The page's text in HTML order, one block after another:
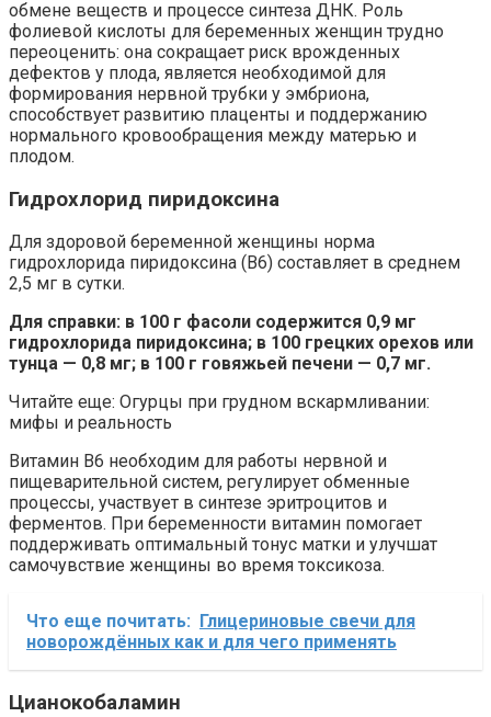
обмене веществ и процессе синтеза ДНК. Роль
фолиевой кислоты для беременных женщин трудно
переоценить: она сокращает риск врожденных
дефектов у плода, является необходимой для
формирования нервной трубки у эмбриона,
способствует развитию плаценты и поддержанию
нормального кровообращения между матерью и
плодом.
Гидрохлорид пиридоксина
Для здоровой беременной женщины норма
гидрохлорида пиридоксина (В6) составляет в среднем
2,5 мг в сутки.
Для справки: в 100 г фасоли содержится 0,9 мг
гидрохлорида пиридоксина; в 100 грецких орехов или
тунца — 0,8 мг; в 100 г говяжьей печени — 0,7 мг.
Читайте еще: Огурцы при грудном вскармливании:
мифы и реальность
Витамин В6 необходим для работы нервной и
пищеварительной систем, регулирует обменные
процессы, участвует в синтезе эритроцитов и
ферментов. При беременности витамин помогает
поддерживать оптимальный тонус матки и улучшат
самочувствие женщины во время токсикоза.
Что еще почитать:
Глицериновые свечи для
новорождённых как и для чего применять
Цианокобаламин